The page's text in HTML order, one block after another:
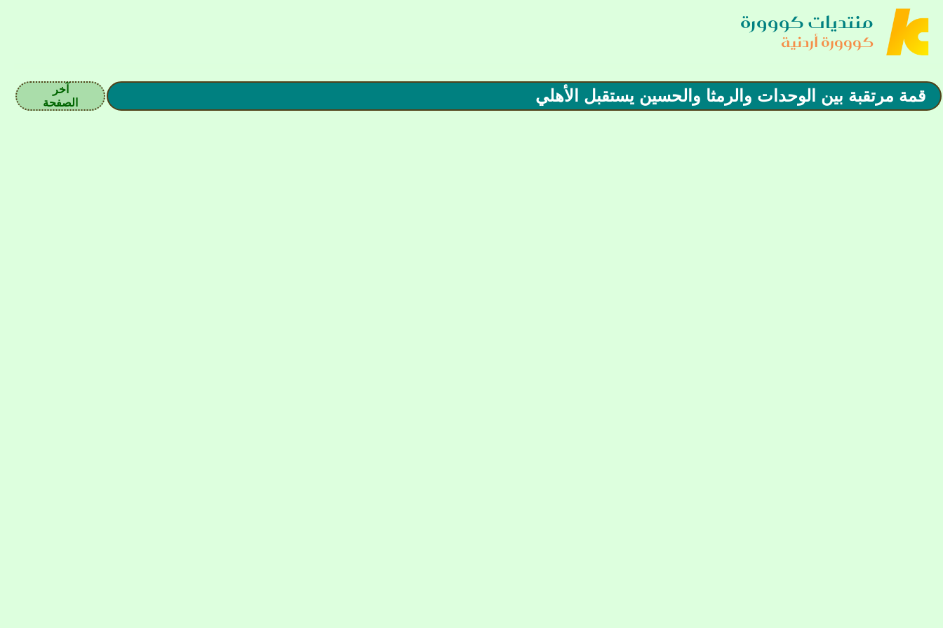
منتديات كووورة
كووورة أردنية
قمة مرتقبة بين الوحدات والرمثا والحسين يستقبل الأهلي
آخر
الصفحة